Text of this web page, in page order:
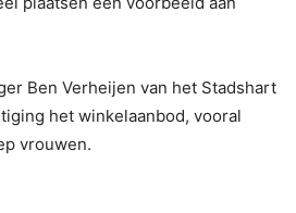
Ben Verheijen van het Stadshart
het winkelaanbod, vooral
vrouwen.